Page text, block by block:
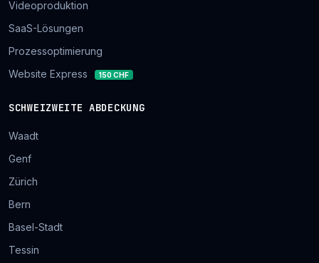
Videoproduktion
SaaS-Lösungen
Prozessoptimierung
Website Express
150 CHF
SCHWEIZWEITE ABDECKUNG
Waadt
Genf
Zürich
Bern
Basel-Stadt
Tessin